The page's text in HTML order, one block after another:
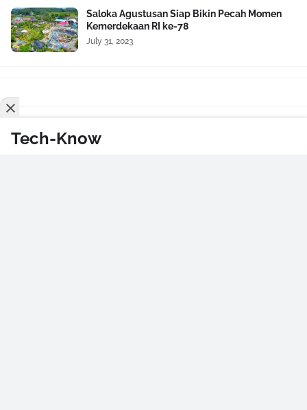
Saloka Agustusan Siap Bikin Pecah Momen
Kemerdekaan RI ke-78
July 31, 2023
Tech-Know